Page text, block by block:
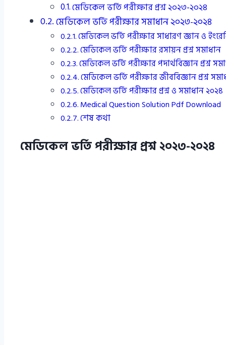
মেডিকেল ভর্তি পরীক্ষার প্রশ্ন ২০২৩-২০২৪
মেডিকেল ভর্তি পরীক্ষার সমাধান ২০২৩-২০২৪
মেডিকেল ভর্তি পরীক্ষার সাধারণ জ্ঞান ও
মেডিকেল ভর্তি পরীক্ষার রসায়ন প্রশ্ন সমাধান
মেডিকেল ভর্তি পরীক্ষার পদার্থবিজ্ঞান প্রশ্ন
মেডিকেল ভর্তি পরীক্ষার জীববিজ্ঞান প্রশ্ন
মেডিকেল ভর্তি পরীক্ষার প্রশ্ন ও সমাধান ২০২৪
Medical Question Solution Pdf Download
শেষ কথা
মেডিকেল ভর্তি পরীক্ষার প্রশ্ন ২০২৩-২০২৪